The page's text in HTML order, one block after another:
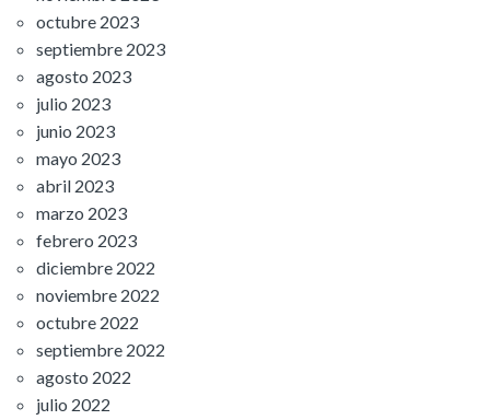
octubre 2023
septiembre 2023
agosto 2023
julio 2023
junio 2023
mayo 2023
abril 2023
marzo 2023
febrero 2023
diciembre 2022
noviembre 2022
octubre 2022
septiembre 2022
agosto 2022
julio 2022